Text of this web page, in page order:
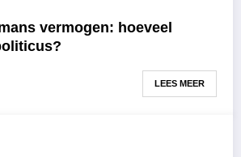
vermogen: hoeveel
LEES MEER